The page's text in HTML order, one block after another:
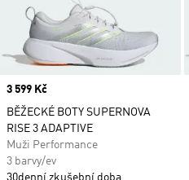
Price
3 599 Kč
BĚŽECKÉ BOTY SUPERNOVA
RISE 3 ADAPTIVE
Muži Performance
3 barvy/ev
30denní zkušební doba